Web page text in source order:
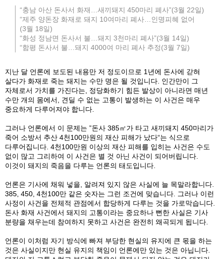
“충남 아산 돈사서 화재…새끼돼지 450마리 폐사”(3월 22일)
“제주 양돈장 화재로 돼지 10여마리 폐사…인명피혜 없어
(3월 18일)
“화성 정남면 돈사서 불…돼지 3천마리 폐사”(3월 14일)
“함평 돈사서 불…돼지 4000여 마리 폐사 추정(3월 7일)
지난 달 언론에 보도된 내용만 저 정도이므로 1년에 돈사에 갇혀
살다가 화재로 죽는 돼지는 수만 명은 될 것입니다. 인간만이 그
자체로서 가치를 가진다는, 정당화하기 힘든 발상이 아니라면 매년
수만 개의 몸에서, 견딜 수 없는 고통이 발생하는 이 사건은 매우
중요하게 다루어져야 합니다.
그러나 언론에서 이 문제는 ”돈사 385㎡가 타고 새끼돼지 450마리가
죽어 소방서 추산 4천100만원의 재산 피해가 났다“는 식으로
다루어집니다. 4천100만원 이상의 재산 피해를 입히는 사건은 수도
없이 많고 그리하여 이 사건은 별 것 아닌 사건이 되어버립니다.
이것이 돼지의 죽음을 다루는 언론의 태도입니다.
언론은 기사에 채워 넣을, 알려져 있지 않은 사실에 늘 목말라합니다.
385, 450, 4천100만 같은 숫자는 그런 조건에 맞습니다. 그러나 이런
사정이 사건을 전체적 관점에서 합당하게 다루는 것을 가로막습니다.
돈사 화재 사건에서 돼지의 고통이라는 중요하나 뻔한 사실은 기사
분량을 채우는데 참여하지 못하고 사건은 완전히 왜곡되게 됩니다.
언론이 이처럼 자기 방식에 빠져 부당한 현실의 유지에 큰 몫을 하는
것은 사실이지만 현실 유지의 책임이 언론에만 있는 것은 아닙니다.